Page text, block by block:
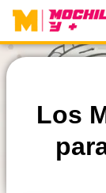
Skip
content
Los